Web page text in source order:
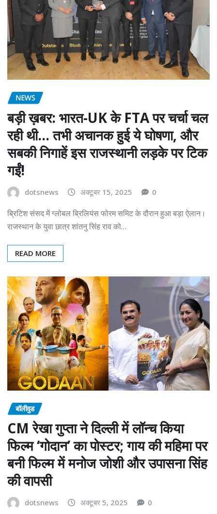
NEWS
बड़ी ख़बर: भारत-UK के FTA पर चर्चा चल
रही थी… तभी अचानक हुई ये घोषणा, और
सबकी निगाहें इस राजस्थानी लड़के पर टिक
गईं!
dotsnews अक्टूबर 15, 2025 0
ब्रिटिश संसद में ग्लोबल ब्रिलियंस फोरम समिट के दौरान हुआ बड़ा ऐलान।
राजस्थान के युवा छात्र शांतनु सिंह राव को…
READ MORE
बॉलीवुड
CM रेखा गुप्ता ने दिल्ली में लॉन्च किया
फिल्म ‘गोदान’ का पोस्टर; गाय की महिमा पर
बनी फिल्म में मनोज जोशी और उपासना सिंह
की वापसी
dotsnews अक्टूबर 5, 2025 0